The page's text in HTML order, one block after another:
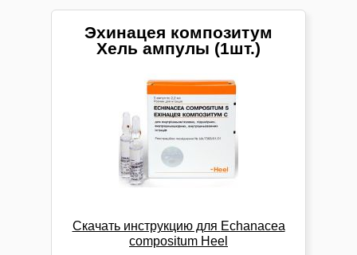
Эхинацея композитум
Хель ампулы (1шт.)
Скачать инструкцию для Echanacea
compositum Heel